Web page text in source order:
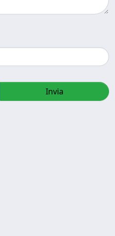
Invia